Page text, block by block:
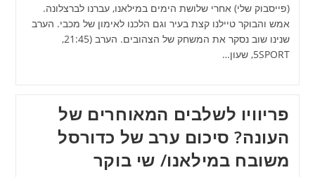
(פייסבוק שלי) אחרי שלושת הימים במילאנו, עברנו לברצלונה.
אמש והבוקר טיילנו קצת בעיר וגם הלכנו לאימון של מכבי. הערב
שנינו שוב נסקר את המשחק של הצהובים. הערב (21:45,
5SPORT, שעון…
פריוויו לשלבים המאוחרים של
העונה? סיכום ערב של כדורסל
משובח במילאנו/ שי בוקר